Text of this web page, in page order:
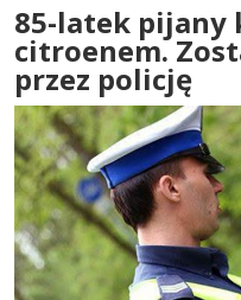
85-latek pijany
citroenem.
przez policję